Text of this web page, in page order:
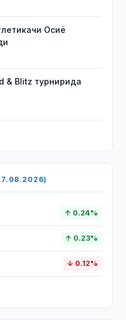
Осиё
& Blitz турнирида
↑ 0.24%
↑ 0.23%
↓ 0.12%